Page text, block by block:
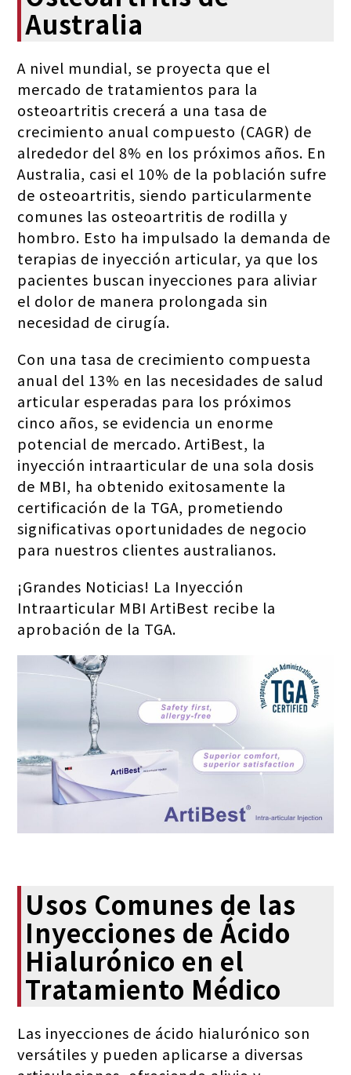
Australia
A nivel mundial, se proyecta que el
mercado de tratamientos para la
osteoartritis crecerá a una tasa de
crecimiento anual compuesto (CAGR) de
alrededor del 8% en los próximos años. En
Australia, casi el 10% de la población sufre
de osteoartritis, siendo particularmente
comunes las osteoartritis de rodilla y
hombro. Esto ha impulsado la demanda de
terapias de inyección articular, ya que los
pacientes buscan inyecciones para aliviar
el dolor de manera prolongada sin
necesidad de cirugía.
Con una tasa de crecimiento compuesta
anual del 13% en las necesidades de salud
articular esperadas para los próximos
cinco años, se evidencia un enorme
potencial de mercado. ArtiBest, la
inyección intraarticular de una sola dosis
de MBI, ha obtenido exitosamente la
certificación de la TGA, prometiendo
significativas oportunidades de negocio
para nuestros clientes australianos.
¡Grandes Noticias! La Inyección
Intraarticular MBI ArtiBest recibe la
aprobación de la TGA.
Usos Comunes de las
Inyecciones de Ácido
Hialurónico en el
Tratamiento Médico
Las inyecciones de ácido hialurónico son
versátiles y pueden aplicarse a diversas